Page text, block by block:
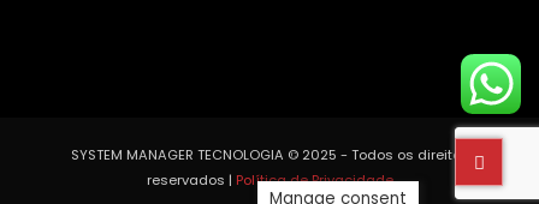
SYSTEM MANAGER TECNOLOGIA © 2025 - Todos os direitos
reservados | Política de Privacidade
Manage consent